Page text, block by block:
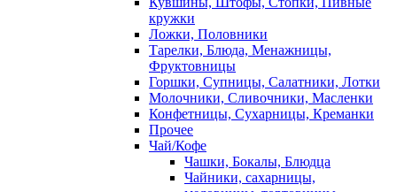
кружки
Ложки, Половники
Тарелки, Блюда, Менажницы,
Фруктовницы
Горшки, Супницы, Салатники, Лотки
Молочники, Сливочники, Масленки
Конфетницы, Сухарницы, Креманки
Прочее
Чай/Кофе
Чашки, Бокалы, Блюдца
Чайники, сахарницы,